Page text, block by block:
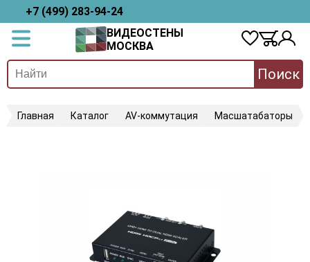
+7 (499) 283-94-24
ВИДЕОСТЕНЫ
МОСКВА
Поиск
Главная Каталог AV-коммутация Масшатабаторы